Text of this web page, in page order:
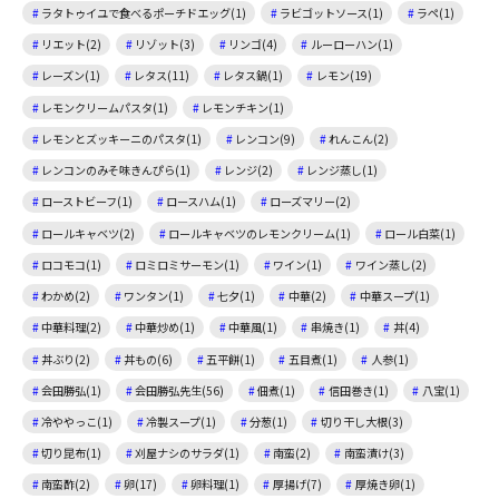
ラタトゥイユで食べるポーチドエッグ(1) ラビゴットソース(1)
ラペ(1)
リエット(2)
リゾット(3) リンゴ(4)
ルーローハン(1)
レーズン(1)
レタス(11) レタス鍋(1)
レモン(19)
レモンクリームパスタ(1)
レモンチキン(1)
レモンとズッキーニのパスタ(1)
レンコン(9)
れんこん(2)
レンコンのみそ味きんぴら(1)
レンジ(2)
レンジ蒸し(1)
ローストビーフ(1)
ロースハム(1)
ローズマリー(2)
ロールキャベツ(2)
ロールキャベツのレモンクリーム(1)
ロール白菜(1)
ロコモコ(1)
ロミロミサーモン(1) ワイン(1)
ワイン蒸し(2)
わかめ(2)
ワンタン(1) 七夕(1) 中華(2)
中華スープ(1)
中華料理(2)
中華炒め(1) 中華風(1) 串焼き(1)
丼(4)
丼ぶり(2)
丼もの(6) 五平餅(1) 五目煮(1)
人参(1)
会田勝弘(1)
会田勝弘先生(56) 佃煮(1) 信田巻き(1)
八宝(1)
冷ややっこ(1)
冷製スープ(1) 分葱(1)
切り干し大根(3)
切り昆布(1)
刈屋ナシのサラダ(1) 南蛮(2)
南蛮漬け(3)
南蛮酢(2)
卵(17) 卵料理(1) 厚揚げ(7) 厚焼き卵(1)